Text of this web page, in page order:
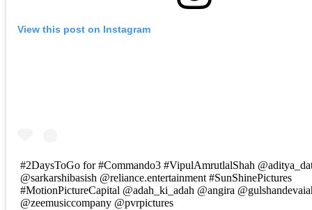
View this post on Instagram
#2DaysToGo for #Commando3 #VipulAmrutlalShah
@sarkarshibasish @reliance.entertainment #SunShinePictures
#MotionPictureCapital @adah_ki_adah @angira
@zeemusiccompany @pvrpictures